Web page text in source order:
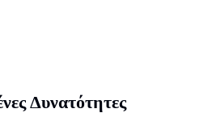
Δυνατότητες